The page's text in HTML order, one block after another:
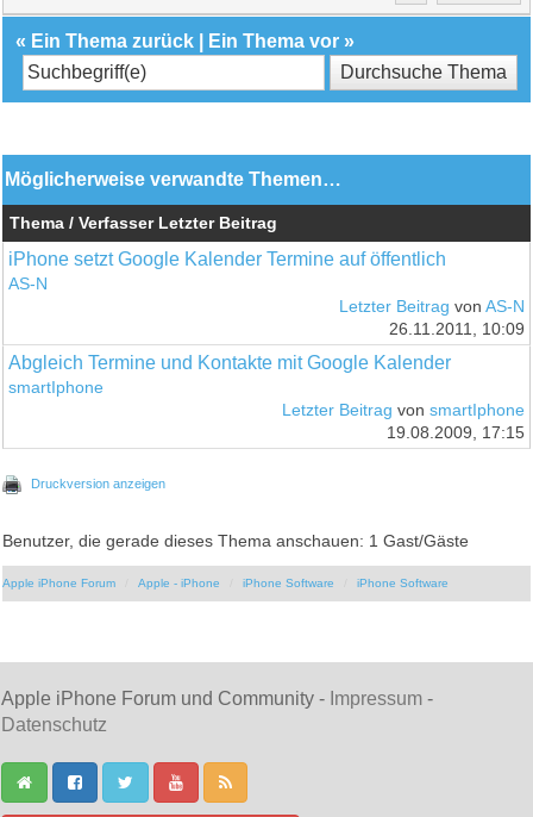
« Ein Thema zurück Ein Thema vor »
Möglicherweise verwandte Themen…
Thema / Verfasser Letzter Beitrag
iPhone setzt Google Kalender Termine auf öffentlich
AS-N
Letzter Beitrag von AS-N
26.11.2011, 10:09
Abgleich Termine und Kontakte mit Google Kalender
smartIphone
Letzter Beitrag von smartIphone
19.08.2009, 17:15
Druckversion anzeigen
Benutzer, die gerade dieses Thema anschauen: 1 Gast/Gäste
Apple iPhone Forum Apple - iPhone iPhone Software iPhone Software
Apple iPhone Forum und Community - Impressum -
Datenschutz